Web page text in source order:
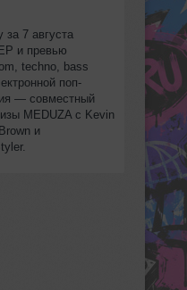
за 7 августа
и превью
techno, bass
поп-
— совместный
MEDUZA с Kevin
и